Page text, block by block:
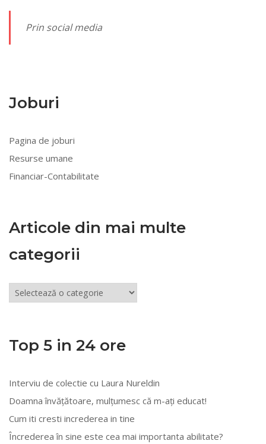
Prin social media
Joburi
Pagina de joburi
Resurse umane
Financiar-Contabilitate
Articole din mai multe
categorii
Articole
din
categorii
Top 5 in 24 ore
Interviu de colectie cu Laura Nureldin
Doamna învățătoare, mulțumesc că m-ați educat!
Cum iti cresti increderea in tine
Încrederea în sine este cea mai importanta abilitate?